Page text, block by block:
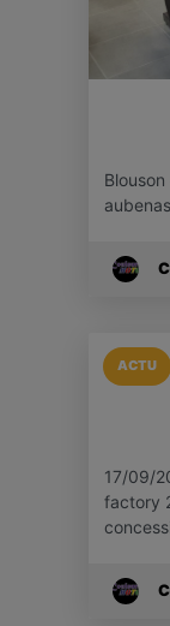
aubenas
ACTU
17/09/
factory